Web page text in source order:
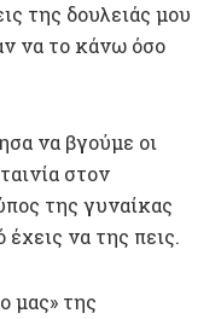
της δουλειάς μου
να το κάνω όσο
να βγούμε οι
στον
της γυναίκας
να της πεις.
μας» της